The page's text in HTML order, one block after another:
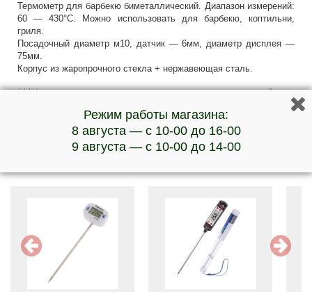
Термометр для барбекю биметаллический. Диапазон измерений:
60 — 430°С. Можно использовать для барбекю, коптильни,
гриля.
Посадочный диаметр м10, датчик — 6мм, диаметр дисплея —
75мм.
Корпус из жаропрочного стекла + нержавеющая сталь.
***Наличие товара и актуальную стоимость уточняйте у
Режим работы магазина:
8 августа — с 10-00 до 16-00
9 августа — с 10-00 до 14-00